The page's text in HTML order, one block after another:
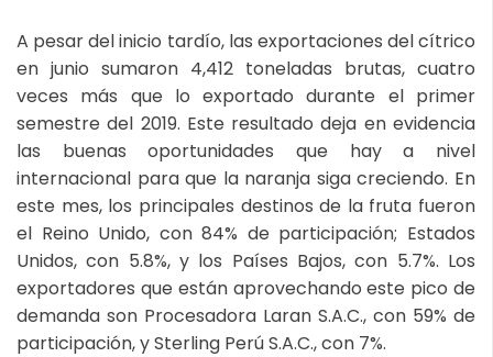
A pesar del inicio tardío, las exportaciones del cítrico
en junio sumaron 4,412 toneladas brutas, cuatro
veces más que lo exportado durante el primer
semestre del 2019. Este resultado deja en evidencia
las buenas oportunidades que hay a nivel
internacional para que la naranja siga creciendo. En
este mes, los principales destinos de la fruta fueron
el Reino Unido, con 84% de participación; Estados
Unidos, con 5.8%, y los Países Bajos, con 5.7%. Los
exportadores que están aprovechando este pico de
demanda son Procesadora Laran S.A.C., con 59% de
participación, y Sterling Perú S.A.C., con 7%.